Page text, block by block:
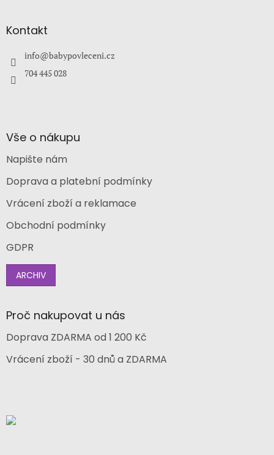
aKontakt
info@babypovleceni.cz
704 445 028
Vše o nákupu
Napište nám
Doprava a platební podmínky
Vrácení zboží a reklamace
Obchodní podmínky
GDPR
ARCHIV
Proč nakupovat u nás
Doprava ZDARMA od 1 200 Kč
Vrácení zboží - 30 dnů a ZDARMA